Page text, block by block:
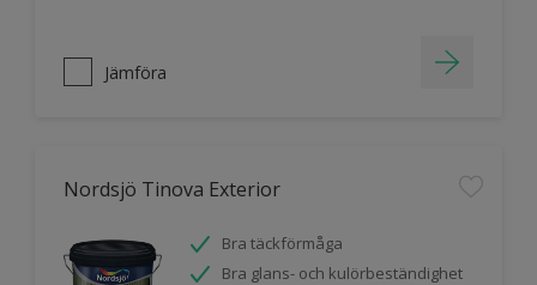
Jämföra
Nordsjö Tinova Exterior
Bra täckförmåga
Bra glans- och kulörbeständighet